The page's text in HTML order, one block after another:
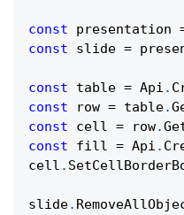
const presentation
const slide =
const table = Api .
const row = table.
const cell = row.
const fill = Api .
cell .
slide.